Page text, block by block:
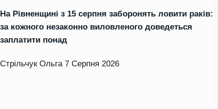
На Рівненщині з 15 серпня заборонять ловити раків:
за кожного незаконно виловленого доведеться
заплатити понад
Стрільчук Ольга 7 Серпня 2026